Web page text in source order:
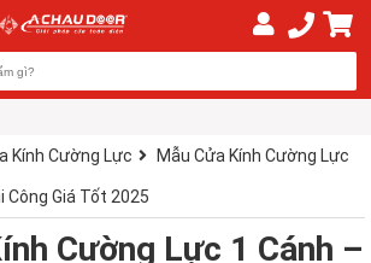
Kính Cường Lực Mẫu Cửa Kính Cường Lực
Công Giá Tốt 2025
Cường Lực 1 Cánh –